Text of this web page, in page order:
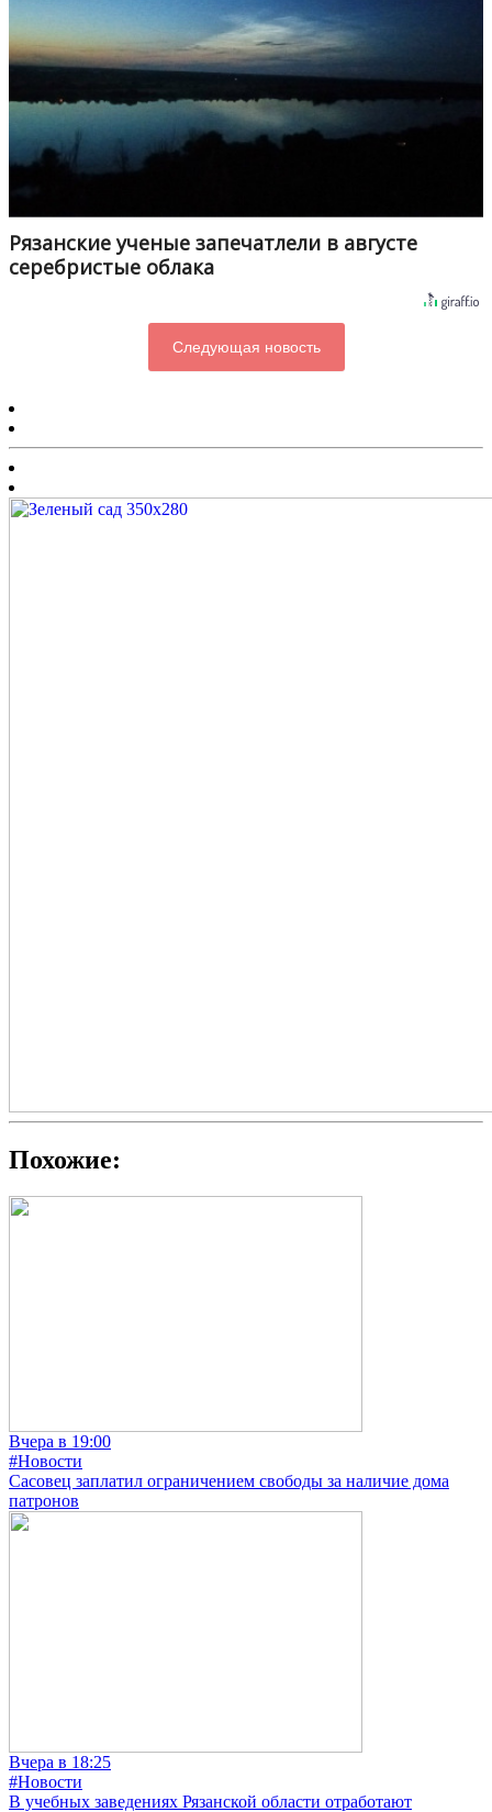
Рязанские ученые запечатлели в августе
серебристые облака
Следующая новость
Похожие:
Вчера в 19:00
#Новости
Сасовец заплатил ограничением свободы за наличие дома
патронов
Вчера в 18:25
#Новости
В учебных заведениях Рязанской области отработают